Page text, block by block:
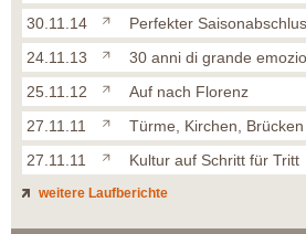
30.11.14
Perfekter
24.11.13
30 anni di grande
25.11.12
Auf nach Florenz
27.11.11
Türme, Kirchen,
27.11.11
Kultur auf Schritt für Tritt
weitere Laufberichte